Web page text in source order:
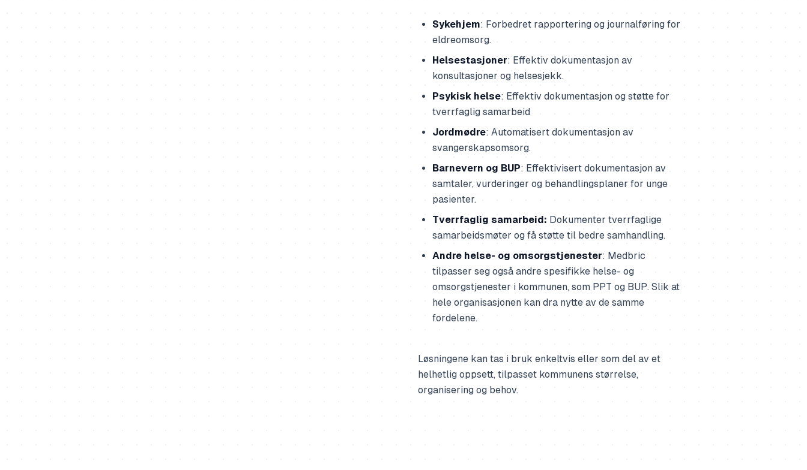
Sykehjem: Forbedret rapportering og journalføring for
eldreomsorg.
Helsestasjoner: Effektiv dokumentasjon av
konsultasjoner og helsesjekk.
Psykisk helse: Effektiv dokumentasjon og støtte for
tverrfaglig samarbeid
Jordmødre: Automatisert dokumentasjon av
svangerskapsomsorg.
Barnevern og BUP: Effektivisert dokumentasjon av
samtaler, vurderinger og behandlingsplaner for unge
pasienter.
Tverrfaglig samarbeid: Dokumenter tverrfaglige
samarbeidsmøter og få støtte til bedre samhandling.
Andre helse- og omsorgstjenester: Medbric
tilpasser seg også andre spesifikke helse- og
omsorgstjenester i kommunen, som PPT og BUP. Slik at
hele organisasjonen kan dra nytte av de samme
fordelene.
Løsningene kan tas i bruk enkeltvis eller som del av et
helhetlig oppsett, tilpasset kommunens størrelse,
organisering og behov.